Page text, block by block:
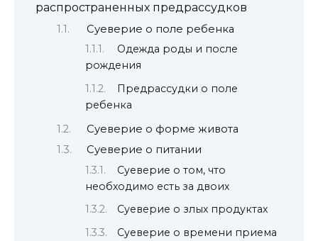
распространенных предрассудков
Суеверие о поле ребенка
Одежда роды и после
рождения
Предрассудки о поле
ребенка
Суеверие о форме живота
Суеверие о питании
Суеверие о том, что
необходимо есть за двоих
Суеверие о злых продуктах
Суеверие о времени приема